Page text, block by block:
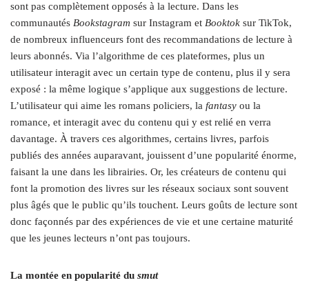
sont pas complètement opposés à la lecture. Dans les
communautés Bookstagram sur Instagram et Booktok sur TikTok,
de nombreux influenceurs font des recommandations de lecture à
leurs abonnés. Via l’algorithme de ces plateformes, plus un
utilisateur interagit avec un certain type de contenu, plus il y sera
exposé : la même logique s’applique aux suggestions de lecture.
L’utilisateur qui aime les romans policiers, la fantasy ou la
romance, et interagit avec du contenu qui y est relié en verra
davantage. À travers ces algorithmes, certains livres, parfois
publiés des années auparavant, jouissent d’une popularité énorme,
faisant la une dans les librairies. Or, les créateurs de contenu qui
font la promotion des livres sur les réseaux sociaux sont souvent
plus âgés que le public qu’ils touchent. Leurs goûts de lecture sont
donc façonnés par des expériences de vie et une certaine maturité
que les jeunes lecteurs n’ont pas toujours.
La montée en popularité du smut